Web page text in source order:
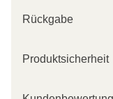
Rückgabe
Produktsicherheit